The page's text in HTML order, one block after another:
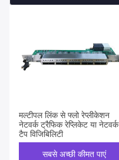
मल्टीपल लिंक से फ्लो रेप्लीकेशन
नेटवर्क ट्रैफिक रेप्लिकेट या नेटवर्क
टैप विजिबिलिटी
सबसे अच्छी कीमत पाएं